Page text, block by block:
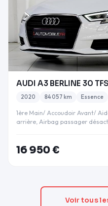
2020 84 057 km Essence
1ère Main/ Accoudoir Avant/
arrière, Airbag passager
16 950 €
Voir tous